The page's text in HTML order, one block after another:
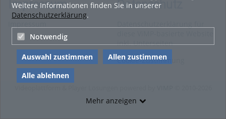
Weitere Informationen finden Sie in unserer
Datenschutzerklärung.
Notwendig
Auswahl zustimmen
Allen zustimmen
Alle ablehnen
Mehr anzeigen
Impressum Datenschutz
inkl. Unterseiten
Cookie-Zustimmung